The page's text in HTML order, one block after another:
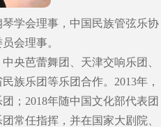
学会理事，中国民族管弦乐协
会理事。
央芭蕾舞团、天津交响乐团、
族乐团等乐团合作。2013年，
；2018年随中国文化部代表团
常任指挥，并在国家大剧院、